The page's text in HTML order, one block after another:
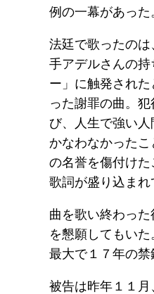
例の一幕があった
法廷で歌ったの
手アデルさんの
ー」に触発され
った謝罪の曲。
び、人生で強い
かなわなかった
の名誉を傷付け
歌詞が盛り込まれ
曲を歌い終わっ
を懇願してもい
最大で１７年の禁
被告は昨年１１